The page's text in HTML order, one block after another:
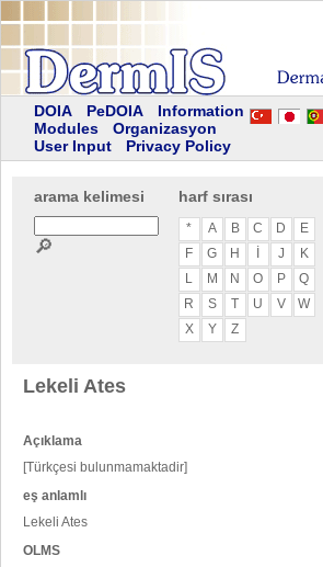
DOIA PeDOIA
Information
Modules
Organizasyon
User Input
Privacy Policy
arama kelimesi
🔎
harf sırası
* A B C D
E
F
G H J
K
L
M N O P
Q
R
S T U V
W
X
Y Z
Lekeli Ates
Açıklama
[Türkçesi bulunmamaktadir]
eş anlamlı
Lekeli Ates
OLMS